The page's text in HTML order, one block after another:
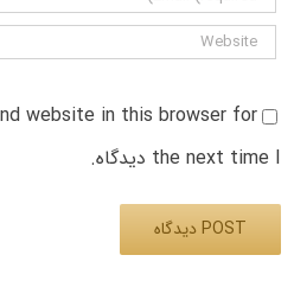
website in this browser for
the next time I دیدگاه.